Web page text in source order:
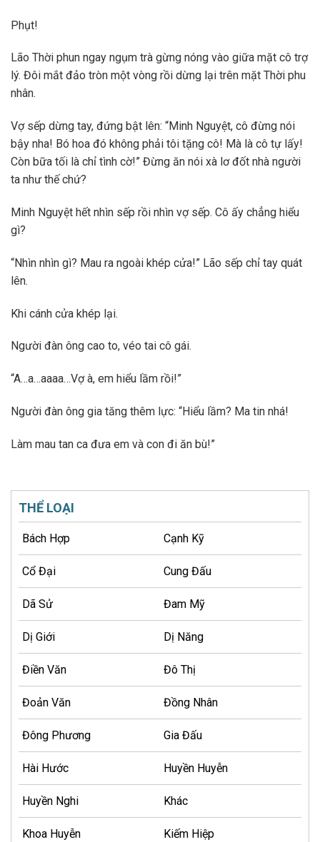
Phụt!
Lão Thời phun ngay ngụm trà gừng nóng vào giữa mặt cô trợ
lý. Đôi mắt đảo tròn một vòng rồi dừng lại trên mặt Thời phu
nhân.
Vợ sếp dừng tay, đứng bật lên: “Minh Nguyệt, cô đừng nói
bậy nha! Bó hoa đó không phải tôi tặng cô! Mà là cô tự lấy!
Còn bữa tối là chỉ tình cờ!” Đừng ăn nói xà lơ đốt nhà người
ta như thế chứ?
Minh Nguyệt hết nhìn sếp rồi nhìn vợ sếp. Cô ấy chẳng hiểu
gì?
“Nhìn nhìn gì? Mau ra ngoài khép cửa!” Lão sếp chỉ tay quát
lên.
Khi cánh cửa khép lại.
Người đàn ông cao to, véo tai cô gái.
“A…a…aaaa…Vợ à, em hiểu lầm rồi!”
Người đàn ông gia tăng thêm lực: “Hiểu lầm? Ma tin nhá!
Làm mau tan ca đưa em và con đi ăn bù!”
THỂ LOẠI
Bách Hợp Cạnh Kỹ
Cổ Đại Cung Đấu
Dã Sử Đam Mỹ
Dị Giới Dị Năng
Điền Văn Đô Thị
Đoản Văn Đồng Nhân
Đông Phương Gia Đấu
Hài Hước Huyền Huyễn
Huyền Nghi Khác
Khoa Huyễn Kiếm Hiệp